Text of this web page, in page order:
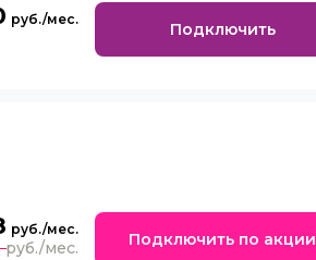
Подключить
Подключить по акции